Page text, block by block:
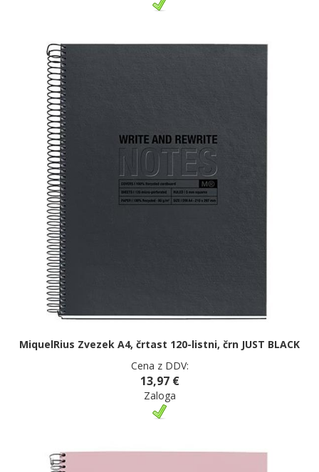
MiquelRius Zvezek A4, črtast 120-listni, črn JUST BLACK
Cena z DDV:
13,97 €
Zaloga